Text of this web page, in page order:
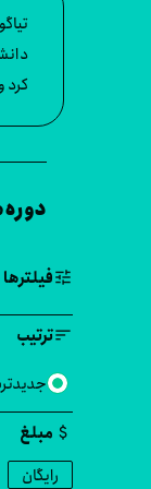
کرد
tuneفیلترها
sortترتیب
attach_money مبلغ
رایگان